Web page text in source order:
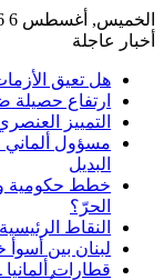
الخميس, أغسطس 6 2026
أخبار عاجلة
هل تعيق
ارتفاع حصيلة
التمييز
مسؤول
البديل
خطط حكومية
الحرّ؟
النقاط
لبنان بين
قطارات